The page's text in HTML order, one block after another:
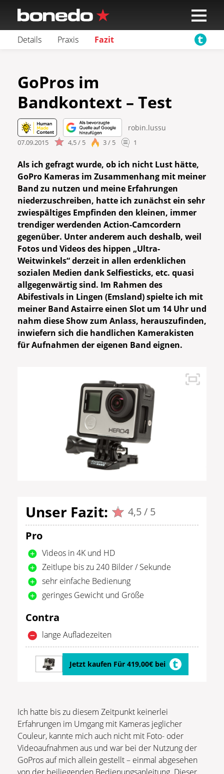
Details Praxis Fazit
GoPros im
Bandkontext – Test
robin.lussu
07.09.2015 4,5 / 5 3 / 5 1
Als ich gefragt wurde, ob ich nicht Lust hätte,
GoPro Kameras im Zusammenhang mit meiner
Band zu nutzen und meine Erfahrungen
niederzuschreiben, hatte ich zunächst ein sehr
zwiespältiges Empfinden den kleinen, immer
trendiger werdenden Action-Camcordern
gegenüber. Unter anderem auch deshalb, weil
Fotos und Videos des hippen „Ultra-
Weitwinkels“ derzeit in allen erdenklichen
sozialen Medien dank Selfiesticks, etc. quasi
allgegenwärtig sind. Im Rahmen des
Abifestivals in Lingen (Emsland) spielte ich mit
meiner Band Astairre einen Slot um 14 Uhr und
nahm diese Show zum Anlass, herauszufinden,
inwiefern sich die handlichen Kamerakisten
für Aufnahmen der eigenen Band eignen.
Unser Fazit:
4,5 / 5
Pro
Videos in 4K und HD
Zeitlupe bis zu 240 Bilder / Sekunde
sehr einfache Bedienung
geringes Gewicht und Größe
Contra
lange Aufladezeiten
Jetzt kaufen Für 419,00€ bei
Ich hatte bis zu diesem Zeitpunkt keinerlei
Erfahrungen im Umgang mit Kameras jeglicher
Couleur, kannte mich auch nicht mit Foto- oder
Videoaufnahmen aus und war bei der Nutzung der
GoPros auf mich allein gestellt – einmal abgesehen